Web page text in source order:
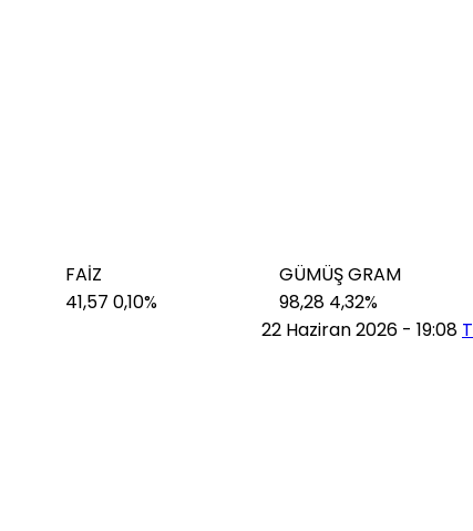
0,10%
GÜMÜŞ GRAM
4,32%